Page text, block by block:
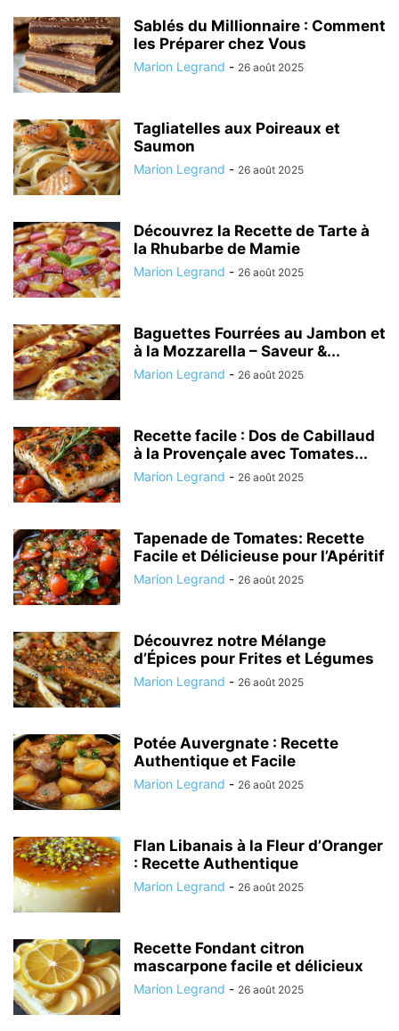
Sablés du Millionnaire : Comment
les Préparer chez Vous
Marion Legrand - 26 août 2025
Tagliatelles aux Poireaux et
Saumon
Marion Legrand - 26 août 2025
Découvrez la Recette de Tarte à
la Rhubarbe de Mamie
Marion Legrand - 26 août 2025
Baguettes Fourrées au Jambon et
à la Mozzarella – Saveur &...
Marion Legrand - 26 août 2025
Recette facile : Dos de Cabillaud
à la Provençale avec Tomates...
Marion Legrand - 26 août 2025
Tapenade de Tomates: Recette
Facile et Délicieuse pour l’Apéritif
Marion Legrand - 26 août 2025
Découvrez notre Mélange
d’Épices pour Frites et Légumes
Marion Legrand - 26 août 2025
Potée Auvergnate : Recette
Authentique et Facile
Marion Legrand - 26 août 2025
Flan Libanais à la Fleur d’Oranger
: Recette Authentique
Marion Legrand - 26 août 2025
Recette Fondant citron
mascarpone facile et délicieux
Marion Legrand - 26 août 2025